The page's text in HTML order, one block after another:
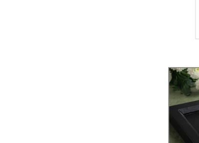
ナッツ＄チョコレー
トケーキ 東京にあ
るカフェのチョコレ
ートケーキです。ナ
ッツの風味とチョコ
レートのビター加減
が絶妙でした。 蕪